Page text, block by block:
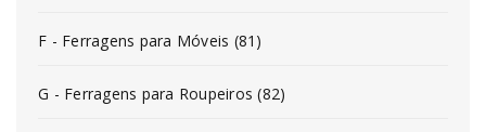
F - Ferragens para Móveis (81)
G - Ferragens para Roupeiros (82)